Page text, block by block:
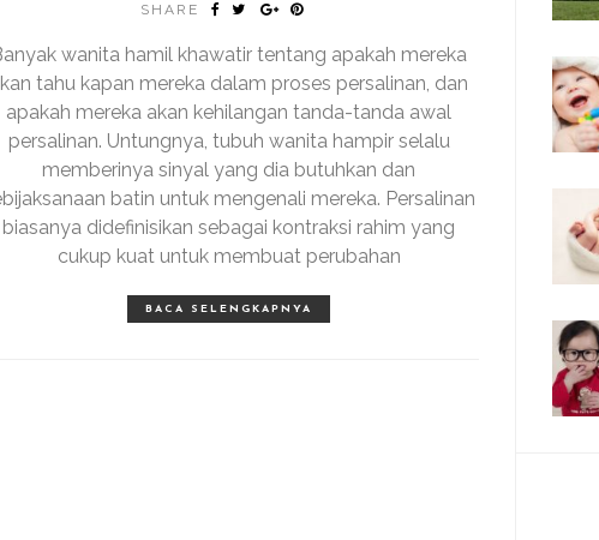
SHARE
wanita hamil khawatir tentang apakah mereka
tahu kapan mereka dalam proses persalinan, dan
apakah mereka akan kehilangan tanda-tanda awal
persalinan. Untungnya, tubuh wanita hampir selalu
memberinya sinyal yang dia butuhkan dan
batin untuk mengenali mereka. Persalinan
biasanya didefinisikan sebagai kontraksi rahim yang
cukup kuat untuk membuat perubahan
BACA SELENGKAPNYA